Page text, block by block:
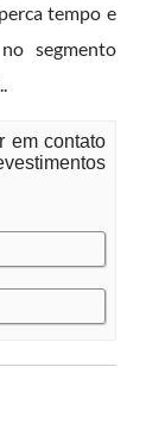
tempo e
segmento
em contato